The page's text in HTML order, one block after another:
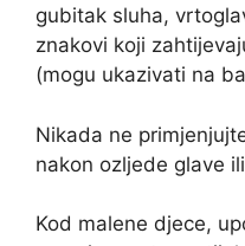
gubitak sluha,
znakovi koji
(mogu ukazivati na
Nikada ne
nakon ozljede glave
Kod malene djece,